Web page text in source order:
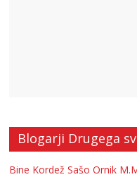
Blogarji Drugega
Bine Kordež Sašo Ornik